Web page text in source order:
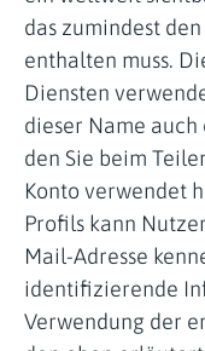
das zumindest
enthalten muss.
Diensten
dieser Name
den Sie beim
Konto verwendet
Profils kann
Mail-Adresse
identifizierende
Verwendung der